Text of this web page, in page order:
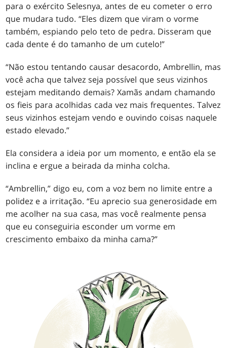
para o exército Selesnya, antes de eu cometer o erro
que mudara tudo. “Eles dizem que viram o vorme
também, espiando pelo teto de pedra. Disseram que
cada dente é do tamanho de um cutelo!”
“Não estou tentando causar desacordo, Ambrellin, mas
você acha que talvez seja possível que seus vizinhos
estejam meditando demais? Xamãs andam chamando
os fieis para acolhidas cada vez mais frequentes. Talvez
seus vizinhos estejam vendo e ouvindo coisas naquele
estado elevado.”
Ela considera a ideia por um momento, e então ela se
inclina e ergue a beirada da minha colcha.
“Ambrellin,” digo eu, com a voz bem no limite entre a
polidez e a irritação. “Eu aprecio sua generosidade em
me acolher na sua casa, mas você realmente pensa
que eu conseguiria esconder um vorme em
crescimento embaixo da minha cama?”